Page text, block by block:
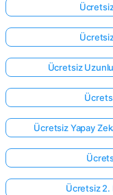
Ücretsiz
Ücretsiz Yapay
Ücretsiz 2.